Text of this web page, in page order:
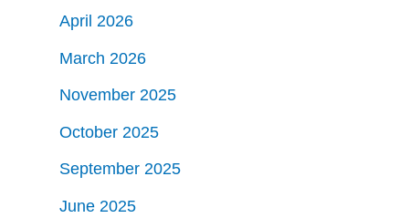
April 2026
March 2026
November 2025
October 2025
September 2025
June 2025